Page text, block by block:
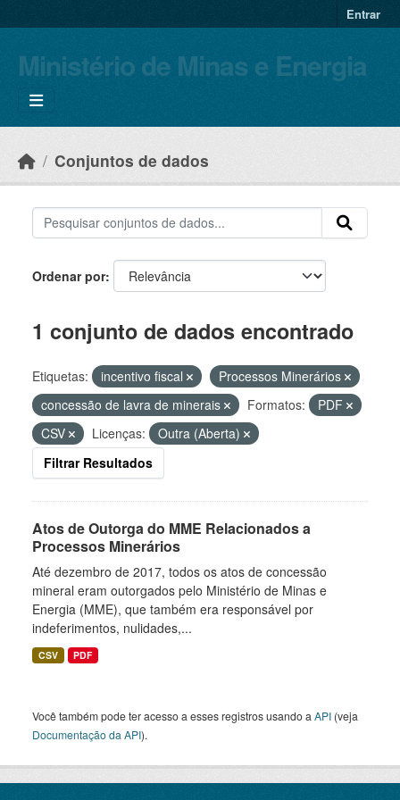
Entrar
Ministério de Minas e Energia
Conjuntos de dados
Ordenar por
1 conjunto de dados encontrado
Etiquetas: incentivo fiscal
Processos Minerários
concessão de lavra de minerais
Formatos:
PDF
CSV
Licenças:
Outra (Aberta)
Filtrar Resultados
Atos de Outorga do MME Relacionados a
Processos Minerários
Até dezembro de 2017, todos os atos de concessão
mineral eram outorgados pelo Ministério de Minas e
Energia (MME), que também era responsável por
indeferimentos, nulidades,...
CSV PDF
Você também pode ter acesso a esses registros usando a API (veja
Documentação da API).